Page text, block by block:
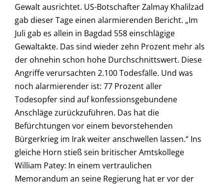
Gewalt ausrichtet. US-Botschafter Zalmay Khalilzad
gab dieser Tage einen alarmierenden Bericht. „Im
Juli gab es allein in Bagdad 558 einschlägige
Gewaltakte. Das sind wieder zehn Prozent mehr als
der ohnehin schon hohe Durchschnittswert. Diese
Angriffe verursachten 2.100 Todesfälle. Und was
noch alarmierender ist: 77 Prozent aller
Todesopfer sind auf konfessionsgebundene
Anschläge zurückzuführen. Das hat die
Befürchtungen vor einem bevorstehenden
Bürgerkrieg im Irak weiter anschwellen lassen.“ Ins
gleiche Horn stieß sein britischer Amtskollege
William Patey: In einem vertraulichen
Memorandum an seine Regierung hat er vor der